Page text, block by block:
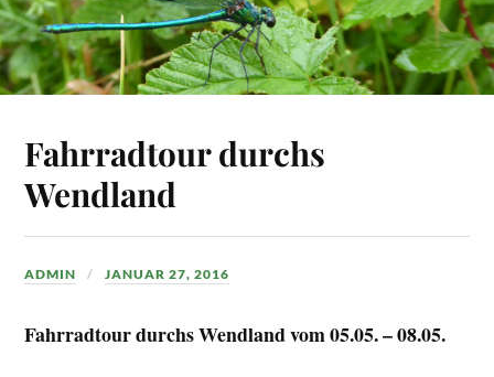
Fahrradtour durchs
Wendland
ADMIN JANUAR 27, 2016
Fahrradtour durchs Wendland vom 05.05. – 08.05.